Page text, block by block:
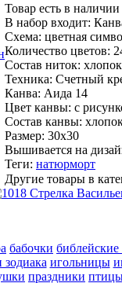
Товар есть в наличии
В набор входит:
Схема: цветная
Количество цветов:
Состав ниток: хлопок
Техника: Счетный
Канва: Аида 14
Цвет канвы: с
Состав канвы:
Размер: 30х30
Вышивается на
Теги: натюрморт
Другие товары в
бабочки
зодиака игольницы
праздники